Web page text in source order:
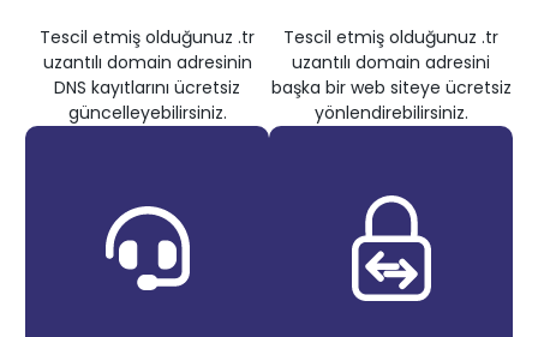
Tescil etmiş olduğunuz .tr
uzantılı domain adresinin
DNS kayıtlarını ücretsiz
güncelleyebilirsiniz.
Tescil etmiş olduğunuz .tr
uzantılı domain adresini
başka bir web siteye ücretsiz
yönlendirebilirsiniz.